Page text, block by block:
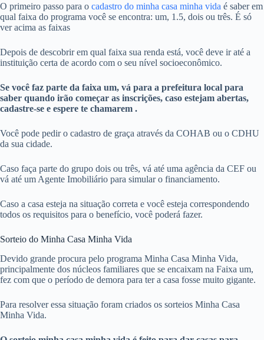
O primeiro passo para o cadastro do minha casa minha vida é saber em
qual faixa do programa você se encontra: um, 1.5, dois ou três. É só
ver acima as faixas
Depois de descobrir em qual faixa sua renda está, você deve ir até a
instituição certa de acordo com o seu nível socioeconômico.
Se você faz parte da faixa um, vá para a prefeitura local para
saber quando irão começar as inscrições, caso estejam abertas,
cadastre-se e espere te chamarem .
Você pode pedir o cadastro de graça através da COHAB ou o CDHU
da sua cidade.
Caso faça parte do grupo dois ou três, vá até uma agência da CEF ou
vá até um Agente Imobiliário para simular o financiamento.
Caso a casa esteja na situação correta e você esteja correspondendo
todos os requisitos para o benefício, você poderá fazer.
Sorteio do Minha Casa Minha Vida
Devido grande procura pelo programa Minha Casa Minha Vida,
principalmente dos núcleos familiares que se encaixam na Faixa um,
fez com que o período de demora para ter a casa fosse muito gigante.
Para resolver essa situação foram criados os sorteios Minha Casa
Minha Vida.